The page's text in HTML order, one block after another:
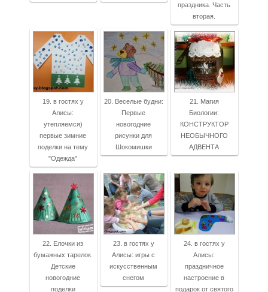
праздника. Часть
вторая.
19. в гостях у
Алисы:
утепляемся)
первые зимние
поделки на тему
"Одежда"
20. Веселые будни:
Первые
новогодние
рисунки для
Шокомишки
21. Магия
Биологии:
КОНСТРУКТОР
НЕОБЫЧНОГО
АДВЕНТА
22. Елочки из
бумажных тарелок.
Детские
новогодние
поделки
23. в гостях у
Алисы: игры с
искусственным
снегом
24. в гостях у
Алисы:
праздничное
настроение в
подарок от святого